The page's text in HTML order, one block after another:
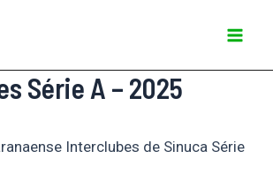
Série A – 2025
Interclubes de Sinuca Série